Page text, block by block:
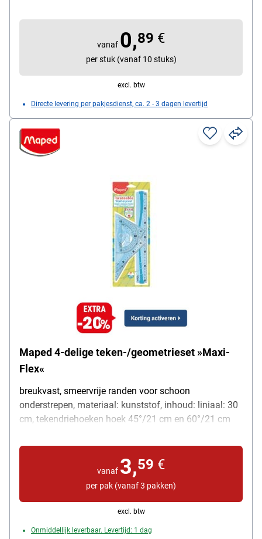
vanaf 0,89 €
per stuk (vanaf 10 stuks)
excl. btw
Directe levering per pakjesdienst, ca. 2 - 3 dagen levertijd
Maped 4-delige teken-/geometrieset »Maxi-
Flex«
breukvast, smeervrije randen voor schoon
onderstrepen, materiaal: kunststof, inhoud: liniaal: 30
cm, tekendriehoeken hoek 45°/21 cm en 60°/21 cm
meten en tekenen), hoekmeter 180°/12 cm, kleur: de
set is in twee kleuren voorradig en levering is
willekeurig (gesorteerde kleuren)
vanaf 3,59 €
per pak (vanaf 3 pakken)
excl. btw
Onmiddellijk leverbaar. Levertijd: 1 dag